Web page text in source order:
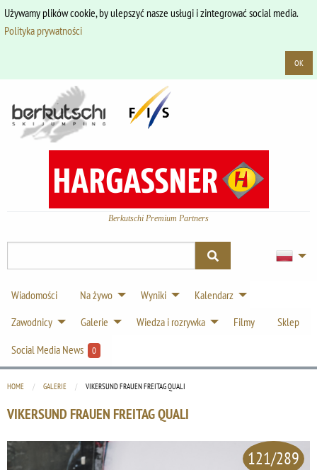
Używamy plików cookie, by ulepszyć nasze usługi i zintegrować social media.
Polityka prywatności
OK
Berkutschi Premium Partners
Wiadomości Na żywo Wyniki
Kalendarz
Zawodnicy
Galerie Wiedza i rozrywka Filmy
Sklep
Social Media News
0
HOME GALERIE CURRENT:
VIKERSUND FRAUEN FREITAG QUALI
VIKERSUND FRAUEN FREITAG QUALI
121/289